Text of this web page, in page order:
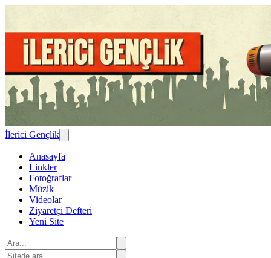
İlerici Gençlik
Anasayfa
Linkler
Fotoğraflar
Müzik
Videolar
Ziyaretçi Defteri
Yeni Site